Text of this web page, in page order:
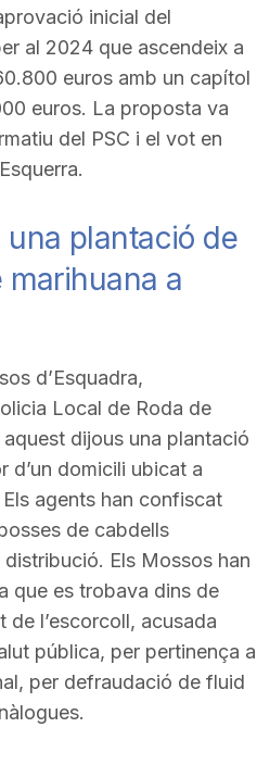
inicial del
al 2024 que ascendeix a
euros amb un capítol
euros. La proposta va
del PSC i el vot en
plantació de
a
d’Esquadra,
Local de Roda de
dijous una plantació
d’un domicili ubicat a
Els agents han confiscat
de cabdells
Els Mossos han
que es trobava dins de
de l’escorcoll, acusada
pública, per pertinença a
per defraudació de fluid